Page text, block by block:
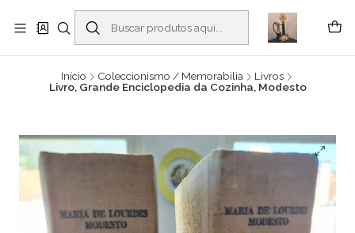
Buscantiguidades - Leilões. Colecionismo e antiguidades em Viana do
Castelo -
Leia mais
Início Coleccionismo / Memorabilia
Livros
Livro, Grande Enciclopedia da Cozinha, Modesto